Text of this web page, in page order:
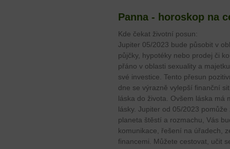
Panna - horoskop na
Kde čekat životní posun:
Jupiter 05/2023 bude působit v
půjčky, hypotéky nebo prodej či
přáno v oblasti sexuality a
své investice. Tento přesun
dne se výrazně vylepší finanční
láska do života. Ovšem láska má
lásky. Jupiter od 05/2023
planeta štěstí a rozmachu, Vás
komunikace, řešení na úřadech,
financemi. Můžete cestovat, učit